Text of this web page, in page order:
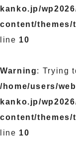
kanko.jp/
content/themes/
line 10
Warning: Trying
/home/users/
kanko.jp/
content/themes/
line 10